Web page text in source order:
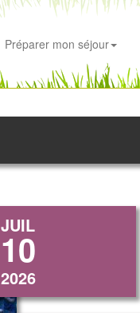
Préparer mon séjour
JUIL
10
2026